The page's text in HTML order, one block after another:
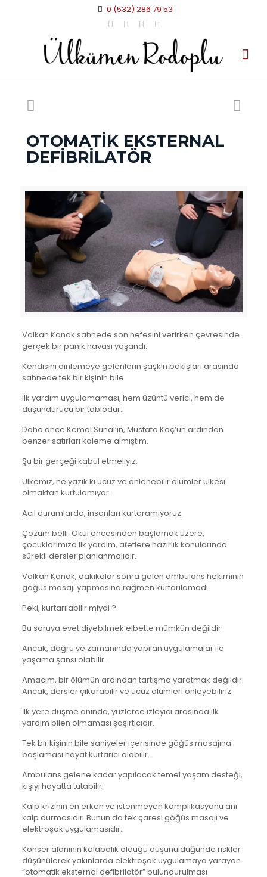
0 (532) 286 79 53
OTOMATİK EKSTERNAL
DEFİBRİLATÖR
Volkan Konak sahnede son nefesini verirken çevresinde
gerçek bir panik havası yaşandı.
Kendisini dinlemeye gelenlerin şaşkın bakışları arasında
sahnede tek bir kişinin bile
ilk yardım uygulamaması, hem üzüntü verici, hem de
düşündürücü bir tablodur.
Daha önce Kemal Sunal’ın, Mustafa Koç’un ardından
benzer satırları kaleme almıştım.
Şu bir gerçeği kabul etmeliyiz:
Ülkemiz, ne yazık ki ucuz ve önlenebilir ölümler ülkesi
olmaktan kurtulamıyor.
Acil durumlarda, insanları kurtaramıyoruz.
Çözüm belli: Okul öncesinden başlamak üzere,
çocuklarımıza ilk yardım, afetlere hazırlık konularında
sürekli dersler planlanmalıdır.
Volkan Konak, dakikalar sonra gelen ambulans hekiminin
göğüs masajı yapmasına rağmen kurtarılamadı.
Peki, kurtarılabilir miydi ?
Bu soruya evet diyebilmek elbette mümkün değildir.
Ancak, doğru ve zamanında yapılan uygulamalar ile
yaşama şansı olabilir.
Amacım, bir ölümün ardından tartışma yaratmak değildir.
Ancak, dersler çıkarabilir ve ucuz ölümleri önleyebiliriz.
İlk yere düşme anında, yüzlerce izleyici arasında ilk
yardım bilen olmaması şaşırtıcıdır.
Tek bir kişinin bile saniyeler içerisinde göğüs masajına
başlaması hayat kurtarıcı olabilir.
Ambulans gelene kadar yapılacak temel yaşam desteği,
kişiyi hayatta tutabilir.
Kalp krizinin en erken ve istenmeyen komplikasyonu ani
kalp durmasıdır. Bunun da tek çaresi göğüs masajı ve
elektroşok uygulamasıdır.
Konser alanının kalabalık olduğu düşünüldüğünde riskler
düşünülerek yakınlarda elektroşok uygulamaya yarayan
“otomatik eksternal defibrilatör” bulundurulması